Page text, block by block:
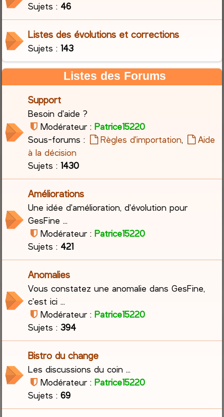
h
Sujets : 46
Listes des évolutions et corrections
Sujets :143
Listes des Forums
Support
Besoin d'aide ?
Modérateur : Patrice15220
Sous-forums :
Règles d'importation,
Aide
à la décision
Sujets :1430
Améliorations
Une idée d'amélioration, d'évolution pour
GesFine ...
Modérateur : Patrice15220
Sujets : 421
Anomalies
Vous constatez une anomalie dans GesFine,
c'est ici ...
Modérateur : Patrice15220
Sujets :394
Bistro du change
Les discussions du coin ...
Modérateur : Patrice15220
Sujets :69